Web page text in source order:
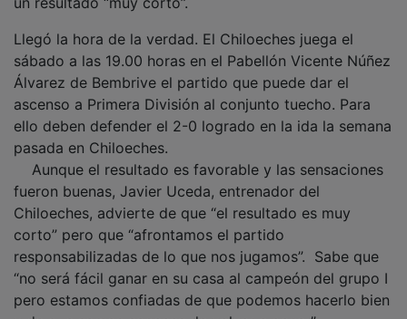
sábado a las 19.00 horas en el Pabellón Vicente Núñez
Álvarez de Bembrive el partido que puede dar el
ascenso a Primera División al conjunto tuecho. Para
ello deben defender el 2-0 logrado en la ida la semana
pasada en Chiloeches.
Aunque el resultado es favorable y las sensaciones
fueron buenas, Javier Uceda, entrenador del
Chiloeches, advierte de que “el resultado es muy
corto” pero que “afrontamos el partido
responsabilizadas de lo que nos jugamos”. Sabe que
“no será fácil ganar en su casa al campeón del grupo I
pero estamos confiadas de que podemos hacerlo bien
y de que somos capaces de volver a ganar”.